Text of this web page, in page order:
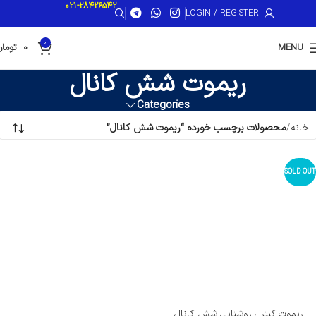
LOGIN / REGISTER
021-28426542
MENU
0
0
ریموت شش کانال
Categories
خانه محصولات برچسب خورده “ریموت شش کانال”
SOLD OUT